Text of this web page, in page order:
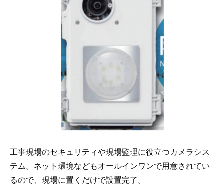
工事現場のセキュリティや現場監理に役立つカメラシス
テム。ネット環境などもオールインワンで用意されてい
るので、現場に置くだけで設置完了。